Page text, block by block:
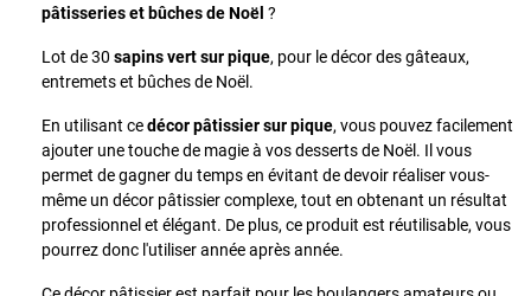
pâtisseries et bûches de Noël ?
Lot de 30 sapins vert sur pique, pour le décor des gâteaux,
entremets et bûches de Noël.
En utilisant cedécor pâtissier sur pique, vous pouvez facilement
ajouter une touche de magie à vos desserts de Noël. Il vous
permet de gagner du temps en évitant de devoir réaliser vous-
même un décor pâtissier complexe, tout en obtenant un résultat
professionnel et élégant. De plus, ce produit est réutilisable, vous
pourrez donc l'utiliser année après année.